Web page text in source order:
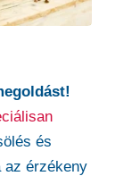
és
az érzékeny